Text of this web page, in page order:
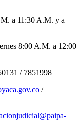
a 11:30 A.M. y a
8:00 A.M. a 12:00
/ 7851998
/